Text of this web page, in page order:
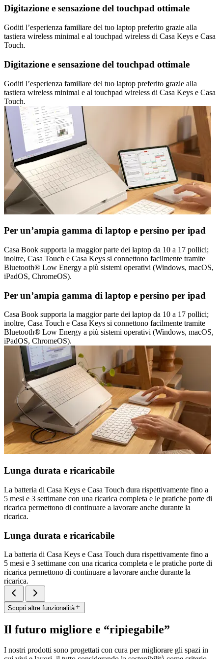
Digitazione e sensazione del touchpad ottimale
Goditi l’esperienza familiare del tuo laptop preferito grazie alla
tastiera wireless minimal e al touchpad wireless di Casa Keys e Casa
Touch.
Digitazione e sensazione del touchpad ottimale
Goditi l’esperienza familiare del tuo laptop preferito grazie alla
tastiera wireless minimal e al touchpad wireless di Casa Keys e Casa
Touch.
Per un’ampia gamma di laptop e persino per ipad
Casa Book supporta la maggior parte dei laptop da 10 a 17 pollici;
inoltre, Casa Touch e Casa Keys si connettono facilmente tramite
Bluetooth® Low Energy a più sistemi operativi (Windows, macOS,
iPadOS, ChromeOS).
Per un’ampia gamma di laptop e persino per ipad
Casa Book supporta la maggior parte dei laptop da 10 a 17 pollici;
inoltre, Casa Touch e Casa Keys si connettono facilmente tramite
Bluetooth® Low Energy a più sistemi operativi (Windows, macOS,
iPadOS, ChromeOS).
Lunga durata e ricaricabile
La batteria di Casa Keys e Casa Touch dura rispettivamente fino a
5 mesi e 3 settimane con una ricarica completa e le pratiche porte di
ricarica permettono di continuare a lavorare anche durante la
ricarica.
Lunga durata e ricaricabile
La batteria di Casa Keys e Casa Touch dura rispettivamente fino a
5 mesi e 3 settimane con una ricarica completa e le pratiche porte di
ricarica permettono di continuare a lavorare anche durante la
ricarica.
Scopri altre funzionalità
Il futuro migliore e “ripiegabile”
I nostri prodotti sono progettati con cura per migliorare gli spazi in